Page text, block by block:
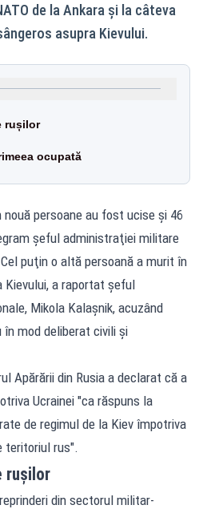
de la Ankara și la câteva
asupra Kievului.
rușilor
ocupată
nouă persoane au fost ucise şi 46
şeful administraţiei militare
puţin o altă persoană a murit în
Kievului, a raportat şeful
Mikola Kalaşnik, acuzând
în mod deliberat civili şi
Apărării din Rusia a declarat că a
Ucrainei "ca răspuns la
de regimul de la Kiev împotriva
teritoriul rus".
rușilor
din sectorul militar-